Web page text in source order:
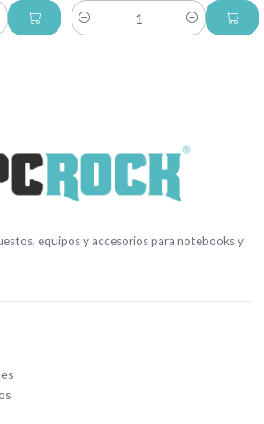
Cantidad
equipos y accesorios para notebooks y